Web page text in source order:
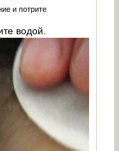
и потрите
водой.